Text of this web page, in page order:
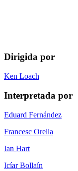
Dirigida por
Ken Loach
Interpretada por
Eduard Fernández
Francesc Orella
Ian Hart
Icíar Bollaín